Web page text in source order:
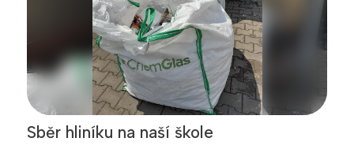
Sběr hliníku na naší škole